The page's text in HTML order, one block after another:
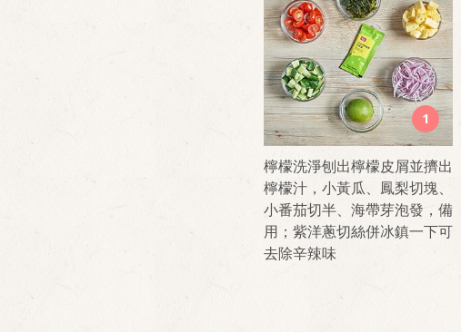
1
檸檬洗淨刨出檸檬皮屑並擠出
檸檬汁，小黃瓜、鳳梨切塊、
小番茄切半、海帶芽泡發，備
用；紫洋蔥切絲併冰鎮一下可
去除辛辣味